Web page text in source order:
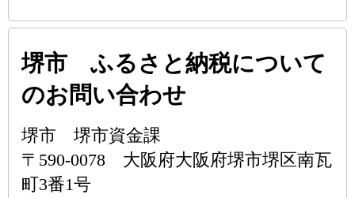
堺市 ふるさと納税について
のお問い合わせ
堺市 堺市資金課
〒590-0078 大阪府大阪府堺市堺区南瓦
町3番1号